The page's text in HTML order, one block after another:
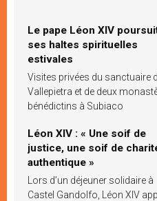
Le pape Léon XIV
ses haltes spirituelles
estivales
Visites privées du sanctuaire
Vallepietra et de deux
bénédictins à Subiaco
Léon XIV : « Une soif de
justice, une soif de
authentique »
Lors d’un déjeuner solidaire à
Castel Gandolfo, Léon XIV